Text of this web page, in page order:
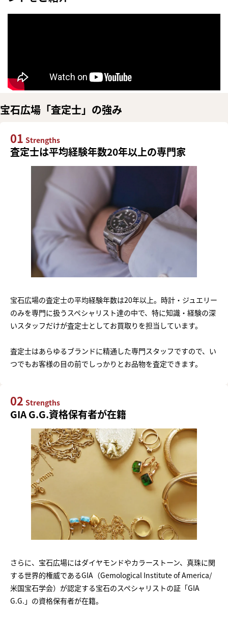
宝石広場「査定士」の強み
01 Strengths
査定士は平均経験年数20年以上の専門家
宝石広場の査定士の平均経験年数は20年以上。時計・ジュエリー
のみを専門に扱うスペシャリスト達の中で、特に知識・経験の深
いスタッフだけが査定士としてお買取りを担当しています。
査定士はあらゆるブランドに精通した専門スタッフですので、い
つでもお客様の目の前でしっかりとお品物を査定できます。
02 Strengths
GIA G.G.資格保有者が在籍
さらに、宝石広場にはダイヤモンドやカラーストーン、真珠に関
する世界的権威であるGIA（Gemological Institute of America/
米国宝石学会）が認定する宝石のスペシャリストの証「GIA
G.G.」の資格保有者が在籍。